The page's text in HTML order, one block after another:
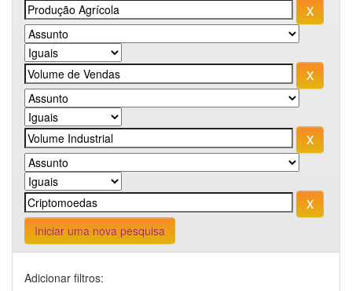
Iniciar uma nova pesquisa
Adicionar filtros: